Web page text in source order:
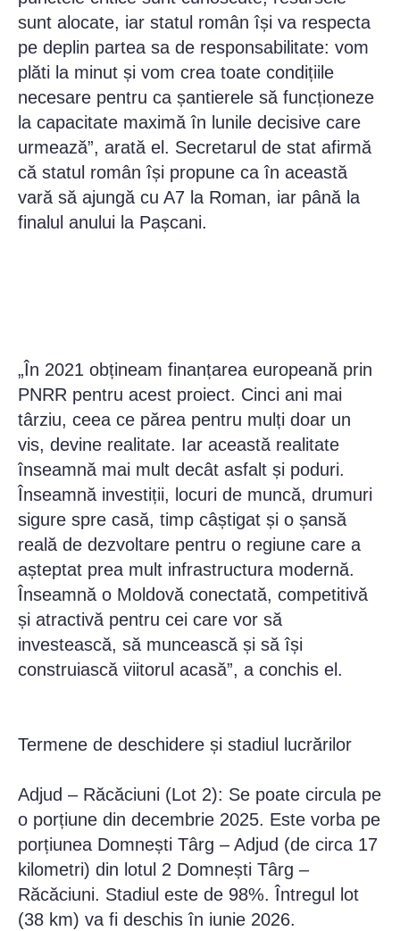
sunt alocate, iar statul român își va respecta
pe deplin partea sa de responsabilitate: vom
plăti la minut și vom crea toate condițiile
necesare pentru ca șantierele să funcționeze
la capacitate maximă în lunile decisive care
urmează”, arată el. Secretarul de stat afirmă
că statul român își propune ca în această
vară să ajungă cu A7 la Roman, iar până la
finalul anului la Pașcani.
„În 2021 obțineam finanțarea europeană prin
PNRR pentru acest proiect. Cinci ani mai
târziu, ceea ce părea pentru mulți doar un
vis, devine realitate. Iar această realitate
înseamnă mai mult decât asfalt și poduri.
Înseamnă investiții, locuri de muncă, drumuri
sigure spre casă, timp câștigat și o șansă
reală de dezvoltare pentru o regiune care a
așteptat prea mult infrastructura modernă.
Înseamnă o Moldovă conectată, competitivă
și atractivă pentru cei care vor să
investească, să muncească și să își
construiască viitorul acasă”, a conchis el.
Termene de deschidere și stadiul lucrărilor
Adjud – Răcăciuni (Lot 2): Se poate circula pe
o porțiune din decembrie 2025. Este vorba pe
porțiunea Domnești Târg – Adjud (de circa 17
kilometri) din lotul 2 Domnești Târg –
Răcăciuni. Stadiul este de 98%. Întregul lot
(38 km) va fi deschis în iunie 2026.